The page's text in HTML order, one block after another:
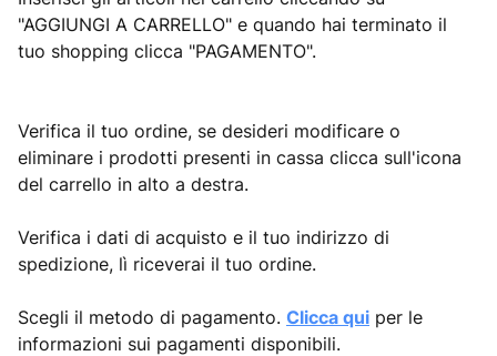
"AGGIUNGI A CARRELLO" e quando hai terminato il
tuo shopping clicca "PAGAMENTO".
Verifica il tuo ordine, se desideri modificare o
eliminare i prodotti presenti in cassa clicca sull'icona
del carrello in alto a destra.
Verifica i dati di acquisto e il tuo indirizzo di
spedizione, lì riceverai il tuo ordine.
Scegli il metodo di pagamento. Clicca qui per le
informazioni sui pagamenti disponibili.